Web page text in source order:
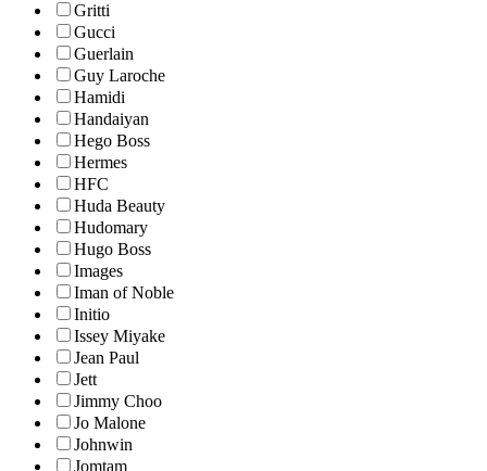
Gritti
Gucci
Guerlain
Guy Laroche
Hamidi
Handaiyan
Hego Boss
Hermes
HFC
Huda Beauty
Hudomary
Hugo Boss
Images
Iman of Noble
Initio
Issey Miyake
Jean Paul
Jett
Jimmy Choo
Jo Malone
Johnwin
Jomtam